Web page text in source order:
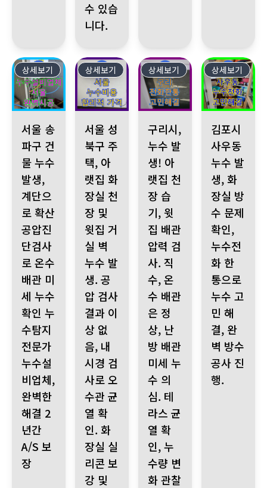
수 있습
니다.
522
상세보기
서울 송
파구 건
물 누수
발생,
계단으
로 확산
공압진
단검사
로 온수
배관 미
세 누수
확인 누
수탐지
전문가
누수설
비업체,
완벽한
해결 2
년간
A/S 보
장
521
상세보기
서울 성
북구 주
택, 아
랫집 화
장실 천
장 및
윗집 거
실 벽
누수 발
생. 공
압 검사
결과 이
상 없
음, 내
시경 검
사로 오
수관 균
열 확
인. 화
장실 실
리콘 보
강 및
520
상세보기
구리시,
누수 발
생! 아
랫집 천
장 습
기, 윗
집 배관
압력 검
사. 직
수, 온
수 배관
은 정
상, 난
방 배관
미세 누
수 의
심. 테
라스 균
열 확
인, 누
수량 변
화 관찰
519
상세보기
김포시
사우동
누수 발
생, 화
장실 방
수 문제
확인,
누수전
화 한
통으로
누수 고
민 해
결, 완
벽 방수
공사 진
행.